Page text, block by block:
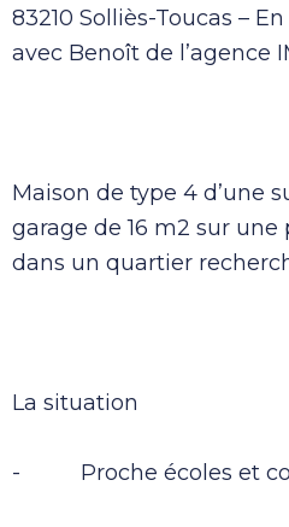
83210 Solliès-Toucas –
avec Benoît de l’agence
Maison de type 4 d’une
garage de 16 m2 sur
dans un quartier
La situation
- Proche écoles et